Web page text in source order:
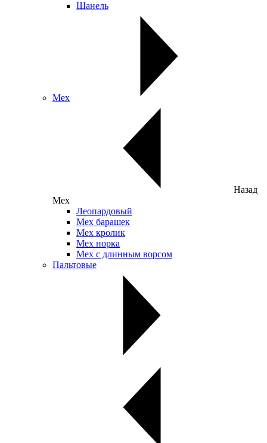
Шанель
Мех
Назад
Мех
Леопардовый
Мех барашек
Мех кролик
Мех норка
Мех с длинным ворсом
Пальтовые